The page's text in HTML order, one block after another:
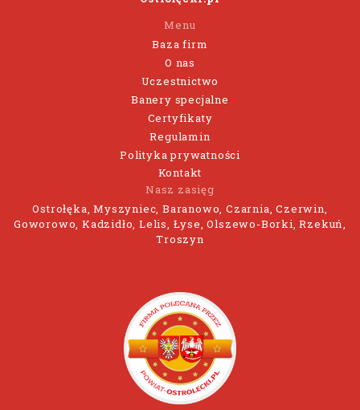
Menu
Baza firm
O nas
Uczestnictwo
Banery specjalne
Certyfikaty
Regulamin
Polityka prywatności
Kontakt
Nasz zasięg
Ostrołęka, Myszyniec, Baranowo, Czarnia, Czerwin,
Goworowo, Kadzidło, Lelis, Łyse, Olszewo-Borki, Rzekuń,
Troszyn